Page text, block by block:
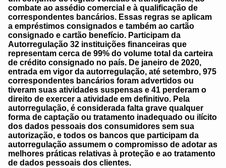
combate ao assédio comercial e à qualificação de
correspondentes bancários. Essas regras se aplicam
a empréstimos consignados e também ao cartão
consignado e cartão benefício. Participam da
Autorregulação 32 instituições financeiras que
representam cerca de 99% do volume total da carteira
de crédito consignado no país. De janeiro de 2020,
entrada em vigor da autorregulação, até setembro, 975
correspondentes bancários foram advertidos ou
tiveram suas atividades suspensas e 41 perderam o
direito de exercer a atividade em definitivo. Pela
autorregulação, é considerada falta grave qualquer
forma de captação ou tratamento inadequado ou ilícito
dos dados pessoais dos consumidores sem sua
autorização, e todos os bancos que participam da
autorregulação assumem o compromisso de adotar as
melhores práticas relativas à proteção e ao tratamento
de dados pessoais dos clientes.